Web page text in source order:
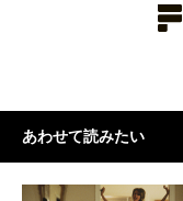
あわせて読みたい